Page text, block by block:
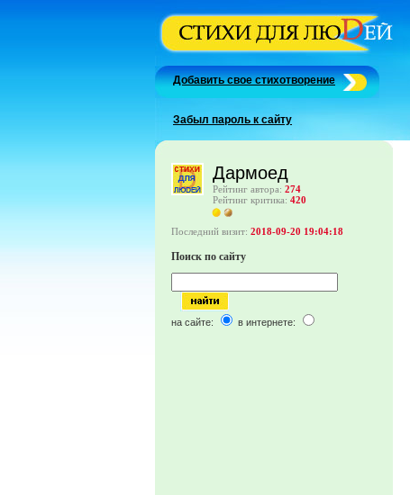
Добавить свое стихотворение
Забыл пароль к сайту
Дармоед
Рейтинг автора: 274
Рейтинг критика: 420
Последний визит: 2018-09-20 19:04:18
Поиск по сайту
на сайте: в интернете: